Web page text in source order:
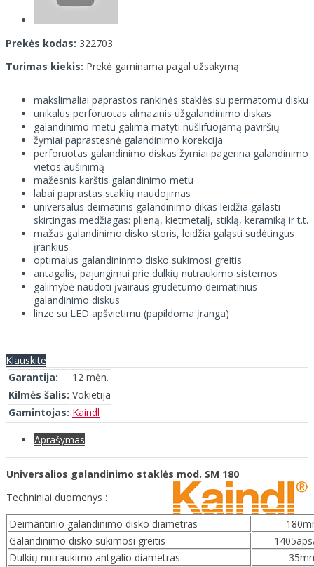
Prekės kodas: 322703
Turimas kiekis: Prekė gaminama pagal užsakymą
makslimaliai paprastos rankinės staklės su permatomu disku
unikalus perforuotas almazinis užgalandinimo diskas
galandinimo metu galima matyti nušlifuojamą paviršių
žymiai paprastesnė galandinimo korekcija
perforuotas galandinimo diskas žymiai pagerina galandinimo
vietos aušinimą
mažesnis karštis galandinimo metu
labai paprastas staklių naudojimas
universalus deimatinis galandinimo dikas leidžia galasti
skirtingas medžiagas: plieną, kietmetalį, stiklą, keramiką ir t.t.
mažas galandinimo disko storis, leidžia galąsti sudėtingus
įrankius
optimalus galandininmo disko sukimosi greitis
antagalis, pajungimui prie dulkių nutraukimo sistemos
galimybė naudoti įvairaus grūdėtumo deimatinius
galandinimo diskus
linze su LED apšvietimu (papildoma įranga)
Klauskite
Garantija:
12 mėn.
Kilmės šalis: Vokietija
Gamintojas: Kaindl
Aprašymas
Universalios galandinimo staklės mod. SM 180
Techniniai duomenys :
Deimantinio galandinimo disko diametras
Galandinimo disko sukimosi greitis
Dulkių nutraukimo antgalio diametras